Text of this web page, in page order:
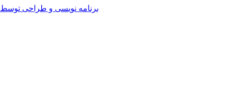
برنامه نویسی و طراحی توسط H&O